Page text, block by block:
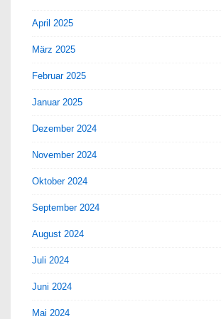
April 2025
März 2025
Februar 2025
Januar 2025
Dezember 2024
November 2024
Oktober 2024
September 2024
August 2024
Juli 2024
Juni 2024
Mai 2024